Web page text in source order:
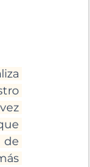
de